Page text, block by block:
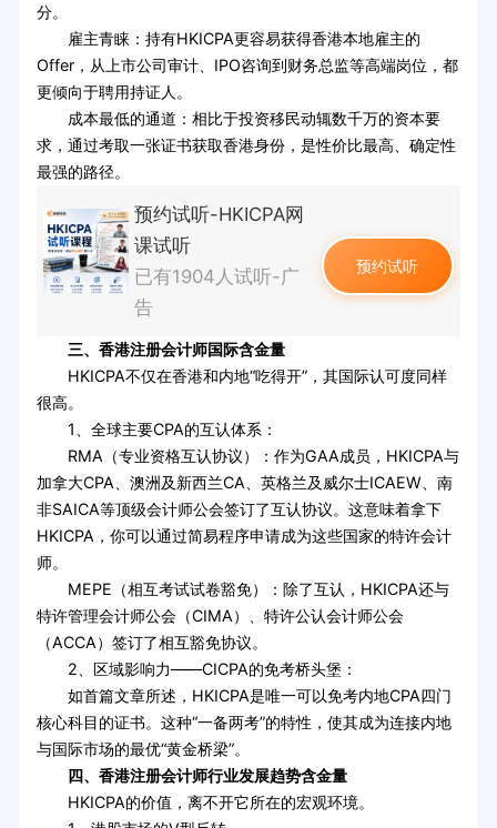
分。
雇主青睐：持有HKICPA更容易获得香港本地雇主的
Offer，从上市公司审计、IPO咨询到财务总监等高端岗位，都
更倾向于聘用持证人。
成本最低的通道：相比于投资移民动辄数千万的资本要
求，通过考取一张证书获取香港身份，是性价比最高、确定性
最强的路径。
预约试听-HKICPA网
课试听
已有1904人试听-广
告
预约试听
三、香港注册会计师国际含金量
HKICPA不仅在香港和内地“吃得开”，其国际认可度同样
很高。
1、全球主要CPA的互认体系：
RMA（专业资格互认协议）：作为GAA成员，HKICPA与
加拿大CPA、澳洲及新西兰CA、英格兰及威尔士ICAEW、南
非SAICA等顶级会计师公会签订了互认协议。这意味着拿下
HKICPA，你可以通过简易程序申请成为这些国家的特许会计
师。
MEPE（相互考试试卷豁免）：除了互认，HKICPA还与
特许管理会计师公会（CIMA）、特许公认会计师公会
（ACCA）签订了相互豁免协议。
2、区域影响力——CICPA的免考桥头堡：
如首篇文章所述，HKICPA是唯一可以免考内地CPA四门
核心科目的证书。这种“一备两考”的特性，使其成为连接内地
与国际市场的最优“黄金桥梁”。
四、香港注册会计师行业发展趋势含金量
HKICPA的价值，离不开它所在的宏观环境。